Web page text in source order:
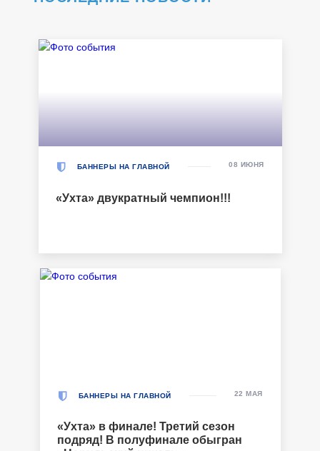
БАННЕРЫ НА ГЛАВНОЙ
«Ухта» двукратный чемпион!!!
08 ИЮНЯ
БАННЕРЫ НА ГЛАВНОЙ
«Ухта» в финале! Третий сезон
подряд! В полуфинале обыгран
22 МАЯ